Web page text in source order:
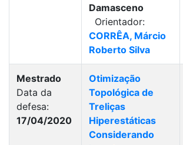
Damasceno
Orientador:
CORRÊA, Márcio
Roberto Silva
Mestrado
Data da
defesa:
17/04/2020
Otimização
Topológica de
Treliças
Hiperestáticas
Considerando